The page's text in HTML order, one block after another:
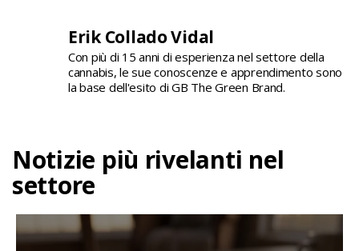
Erik Collado Vidal
Con più di 15 anni di esperienza nel settore della
cannabis, le sue conoscenze e apprendimento sono
la base dell'esito di GB The Green Brand.
Notizie più rivelanti nel
settore